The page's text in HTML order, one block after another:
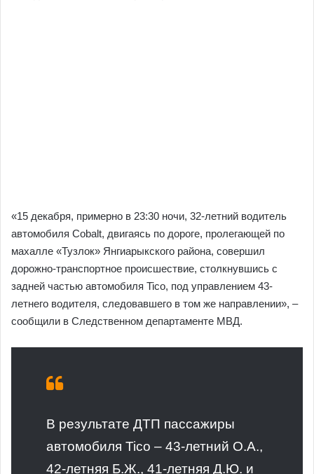
«15 декабря, примерно в 23:30 ночи, 32-летний водитель
автомобиля Cobalt, двигаясь по дороге, пролегающей по
махалле «Тузлок» Янгиарыкского района, совершил
дорожно-транспортное происшествие, столкнувшись с
задней частью автомобиля Tico, под управлением 43-
летнего водителя, следовавшего в том же направлении», –
сообщили в Следственном департаменте МВД.
В результате ДТП пассажиры
автомобиля Tico – 43-летний О.А.,
42-летняя Б.Ж., 41-летняя Д.Ю. и